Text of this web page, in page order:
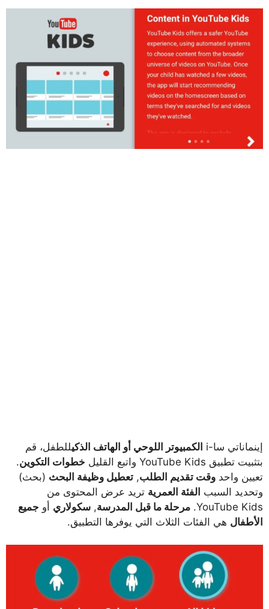
إينماناتي سا-i الكمبيوتر اللوحي أو الهاتف الذكيللطفل، قم
بتثبيت تطبيق YouTube Kids واتبع القليل
خطوات التكوين.
تعيين واحد وقت تقديم الطلب, تعطيل وظيفة البحث (بحث)
وتحديد السبب الفئة العمرية تريد عرض المحتوى من
YouTube Kids. مرحلة ما قبل المدرسة, سكولاري أو جميع
الأطفال هي الفئات الثلاث التي يوفرها التطبيق.